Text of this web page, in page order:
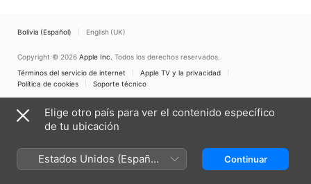
Bolivia (Español) English (UK)
Copyright © 2026 Apple Inc. Todos los derechos reservados.
Términos del servicio de internet
Apple TV y la privacidad
Política de cookies
Soporte técnico
Elige otro país para ver el contenido específico
de tu ubicación
Estados Unidos (Español
México)
Continuar